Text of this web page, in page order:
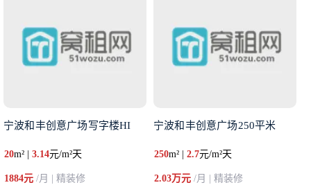
宁波和丰创意广场写字楼HI
20m² | 3.14元/m²天
1884元 /月 | 精装修
宁波和丰创意广场250平米
250m² |2.7元/m²天
2.03万元/月 | 精装修